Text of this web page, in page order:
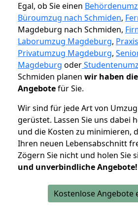
Egal, ob Sie einen
Büroumzug nach Schmiden,
Magdeburg nach Schmiden,
Laborumzug Magdeburg,
Privatumzug Magdeburg,
Magdeburg oder
Schmiden planen wir haben
Angebotefür Sie.
Wir sind für jede Art von
gerüstet. Lassen Sie uns dabei
und die Kosten zu minimieren,
Ihren neuen Lebensabschnitt
Zögern Sie nicht und holen Sie
und unverbindliche Angebote!
Kostenlose Angebote